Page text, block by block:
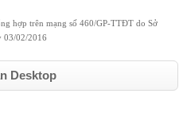
hợp trên mạng số 460/GP-TTĐT do Sở
03/02/2016
Desktop